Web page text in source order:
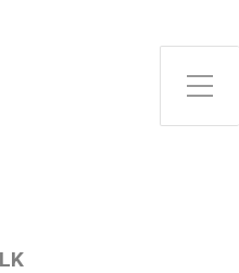
Toggle Side Menu